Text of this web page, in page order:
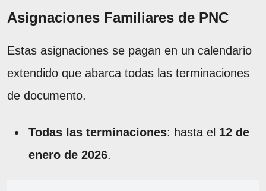
Asignaciones Familiares de PNC
Estas asignaciones se pagan en un calendario
extendido que abarca todas las terminaciones
de documento.
Todas las terminaciones: hasta el 12 de
enero de 2026.